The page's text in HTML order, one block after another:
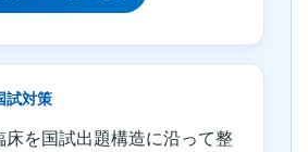
試対策
床を国試出題構造に沿って整